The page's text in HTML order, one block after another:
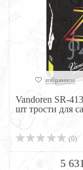
избранное
Vandoren SR-
шт трости для
(0)
5